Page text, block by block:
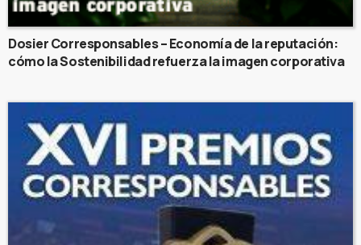
Dosier Corresponsables – Economía de la reputación:
cómo la Sostenibilidad refuerza la imagen corporativa